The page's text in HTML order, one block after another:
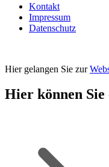
Kontakt
Impressum
Datenschutz
Hier gelangen Sie zur
Hier können Sie